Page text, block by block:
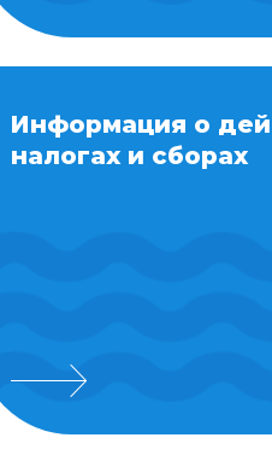
Информация о
налогах и сборах